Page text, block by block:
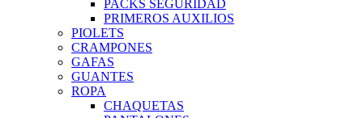
PACKS SEGURIDAD
PRIMEROS AUXILIOS
PIOLETS
CRAMPONES
GAFAS
GUANTES
ROPA
CHAQUETAS